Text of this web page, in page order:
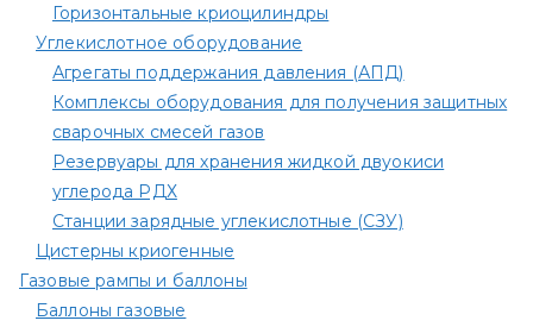
Горизонтальные криоцилиндры
Углекислотное оборудование
Агрегаты поддержания давления (АПД)
Комплексы оборудования для получения защитных
сварочных смесей газов
Резервуары для хранения жидкой двуокиси
углерода РДХ
Станции зарядные углекислотные (СЗУ)
Цистерны криогенные
Газовые рампы и баллоны
Баллоны газовые